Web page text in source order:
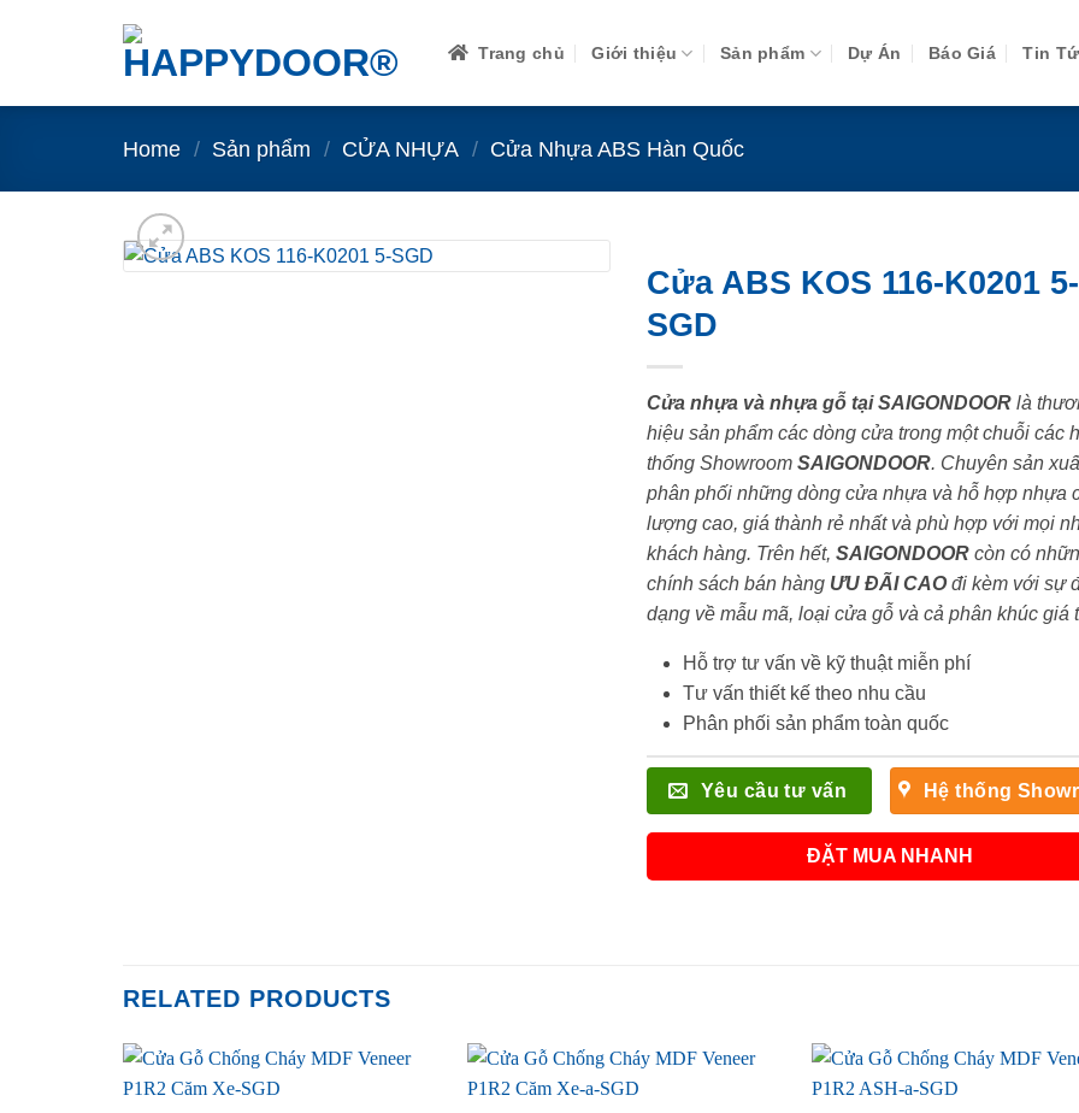
Trang chủ Giới thiệu Sản phẩm Dự Án Báo Giá Tin
Home / Sản phẩm / CỬA NHỰA / Cửa Nhựa ABS Hàn Quốc
Cửa ABS KOS 116-K0201 5-
SGD
Cửa nhựa và nhựa gỗ tại SAIGONDOORlà
hiệu sản phẩm các dòng cửa trong một chuỗi các
thống Showroom SAIGONDOOR. Chuyên sản
phân phối những dòng cửa nhựa và hỗ hợp nhựa
lượng cao, giá thành rẻ nhất và phù hợp với mọi
khách hàng. Trên hết, SAIGONDOORcòn có
chính sách bán hàng ƯU ĐÃI CAOđi kèm với sự
dạng về mẫu mã, loại cửa gỗ và cả phân khúc giá
Hỗ trợ tư vấn về kỹ thuật miễn phí
Tư vấn thiết kế theo nhu cầu
Phân phối sản phẩm toàn quốc
Yêu cầu tư vấn Hệ thống
ĐẶT MUA NHANH
RELATED PRODUCTS